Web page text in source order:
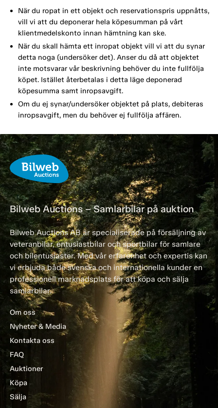
När du ropat in ett objekt och reservationspris uppnåtts,
vill vi att du deponerar hela köpesumman på vårt
klientmedelskonto innan hämtning kan ske.
När du skall hämta ett inropat objekt vill vi att du synar
detta noga (undersöker det). Anser du då att objektet
inte motsvarar vår beskrivning behöver du inte fullfölja
köpet. Istället återbetalas i detta läge deponerad
köpesumma samt inropsavgift.
Om du ej synar/undersöker objektet på plats, debiteras
inropsavgift, men du behöver ej fullfölja affären.
Bilweb Auctions – Samlarbilar på auktion
Bilweb Auctions AB är specialiserade på försäljning av
veteranbilar, entusiastbilar och sportbilar för samlare
och bilentusiaster. Med vår erfarenhet och expertis kan
vi erbjuda både svenska och internationella kunder en
professionell marknadsplats för att köpa och sälja
samlarbilar.
Om oss
Nyheter & Media
Kontakta oss
FAQ
Auktioner
Köpa
Sälja